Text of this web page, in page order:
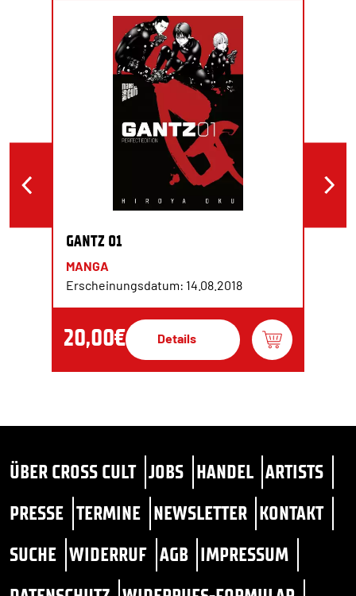
GANTZ 01
MANGA
Erscheinungsdatum: 14.08.2018
20,00€ Details
ÜBER CROSS CULT JOBS HANDEL ARTISTS
PRESSE TERMINE NEWSLETTER KONTAKT
SUCHE WIDERRUF AGB IMPRESSUM